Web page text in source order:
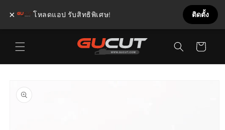
ข้ามไป
ยัง
เนื้อหา
สินค้า
ยังข้อมูล
สินค้า
× โหลดแอป รับสิทธิพิเศษ! ติดตั้ง